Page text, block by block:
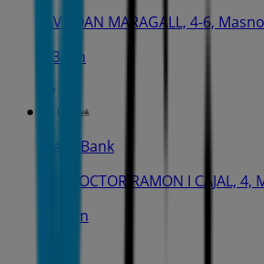
AV. JOAN MARAGALL, 4-6,
634 m
CaixaBank
PL. DOCTOR RAMON I CAJAL, 4,
1.2 km